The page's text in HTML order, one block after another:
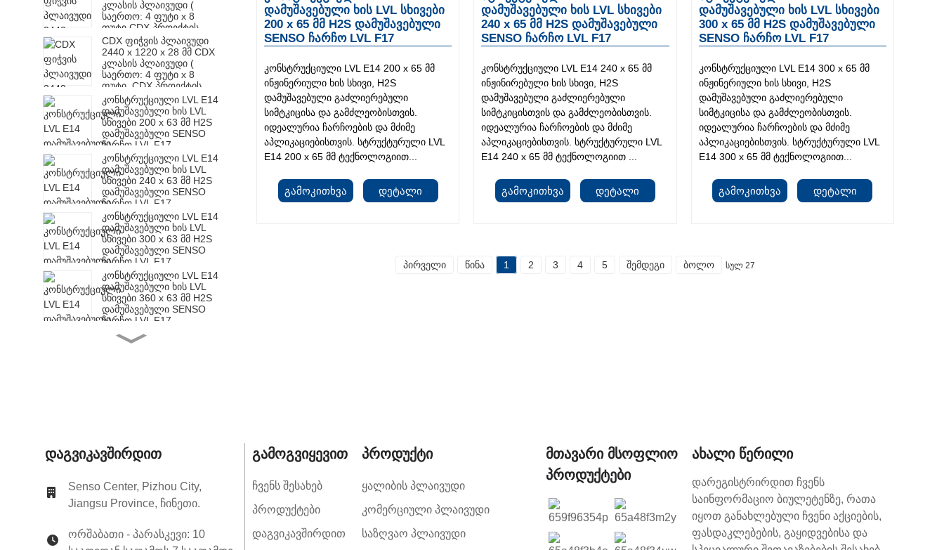
კლასის პლაივუდი (
საერთო: 4 ფუტი x 8
ფუტი CDX პროექტის
პანელი )
CDX ფიჭვის პლაივუდი
2440 x 1220 x 28 მმ CDX
კლასის პლაივუდი (
საერთო: 4 ფუტი x 8
ფუტი. CDX პროექტის
პანელი )
კონსტრუქციული LVL E14
დამუშავებული ხის LVL
სხივები 200 x 63 მმ H2S
დამუშავებული SENSO
ჩარჩო LVL F17
კონსტრუქციული LVL E14
დამუშავებული ხის LVL
სხივები 240 x 63 მმ H2S
დამუშავებული SENSO
ჩარჩო LVL F17
კონსტრუქციული LVL E14
დამუშავებული ხის LVL
სხივები 300 x 63 მმ H2S
დამუშავებული SENSO
ჩარჩო LVL F17
კონსტრუქციული LVL E14
დამუშავებული ხის LVL
სხივები 360 x 63 მმ H2S
დამუშავებული SENSO
ჩარჩო LVL F17
კონსტრუქციული LVL E14
დამუშავებული ხის LVL
სტრუქტურული LVL E14
დამუშავებული ხის LVL
დამუშავებული SENSO
ჩარჩო LVL F17
კონსტრუქციული LVL E14
სხივები 360 x 65 მმ H2S
დამუშავებული SENSO
დამუშავებული ხის LVL სხივები
200 x 65 მმ H2S დამუშავებული
SENSO ჩარჩო LVL F17
კონსტრუქციული LVL E14 200 x 65 მმ
ინჟინერიული ხის სხივი, H2S
დამუშავებული გაძლიერებული
სიმტკიცისა და გამძლეობისთვის.
იდეალურია ჩარჩოების და მძიმე
აპლიკაციებისთვის. სტრუქტურული LVL
E14 200 x 65 მმ ტექნოლოგიით...
Გამოკითხვა Დეტალი
დამუშავებული ხის LVL სხივები
240 x 65 მმ H2S დამუშავებული
SENSO ჩარჩო LVL F17
კონსტრუქციული LVL E14 240 x 65 მმ
ინჟინირებული ხის სხივი, H2S
დამუშავებული გაძლიერებული
სიმტკიცისთვის და გამძლეობისთვის.
იდეალურია ჩარჩოების და მძიმე
აპლიკაციებისთვის. სტრუქტურული LVL
E14 240 x 65 მმ ტექნოლოგიით ...
Გამოკითხვა Დეტალი
დამუშავებული ხის LVL სხივები
300 x 65 მმ H2S დამუშავებული
SENSO ჩარჩო LVL F17
კონსტრუქციული LVL E14 300 x 65 მმ
ინჟინერიული ხის სხივი, H2S
დამუშავებული გაძლიერებული
სიმტკიცისა და გამძლეობისთვის.
იდეალურია ჩარჩოების და მძიმე
აპლიკაციებისთვის. სტრუქტურული LVL
E14 300 x 65 მმ ტექნოლოგიით...
Გამოკითხვა Დეტალი
პირველი წინა 1 2 3 4 5 შემდეგი ბოლო სულ 27
Დაგვიკავშირდით
Senso Center, Pizhou City,
Jiangsu Province, ჩინეთი.
ორშაბათი - პარასკევი: 10
Გამოგვიყევით
Ჩვენს Შესახებ
Პროდუქტები
Დაგვიკავშირდით
Პროდუქტი
Ყალიბის Პლაივუდი
Კომერციული Პლაივუდი
Საზღვაო Პლაივუდი
Მთავარი Მსოფლიო
Პროდუქტები
Ახალი Წერილი
დარეგისტრირდით ჩვენს
საინფორმაციო ბიულეტენზე, რათა
იყოთ განახლებული ჩვენი აქციების,
ფასდაკლებების, გაყიდვებისა და